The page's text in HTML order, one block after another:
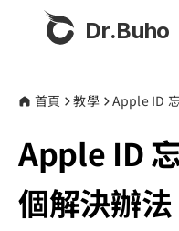
Dr.Buho
產品
BuhoCleaner
BuhoUnlocker
商店
首頁 教學 Apple ID
Apple ID
個解決辦法